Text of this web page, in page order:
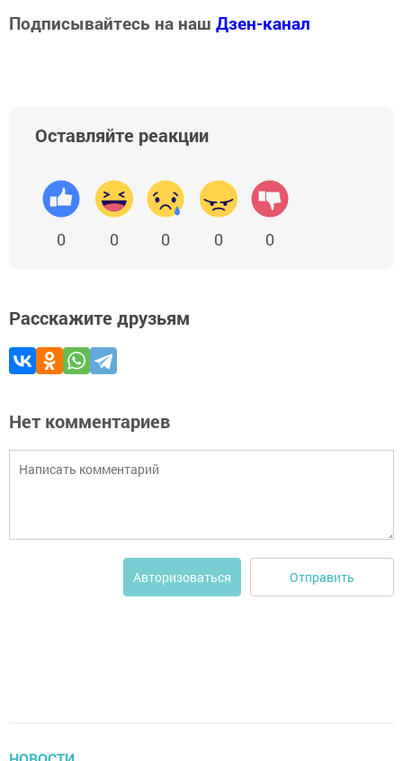
Подписывайтесь на наш Дзен-канал
Оставляйте реакции
0 0 0 0 0
Расскажите друзьям
Нет комментариев
Авторизоваться Отправить